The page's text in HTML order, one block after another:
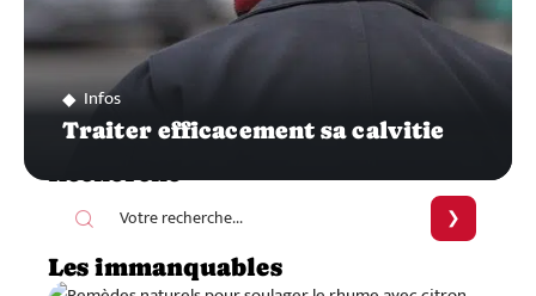
Infos
Traiter efficacement sa calvitie
Recherche
Les immanquables